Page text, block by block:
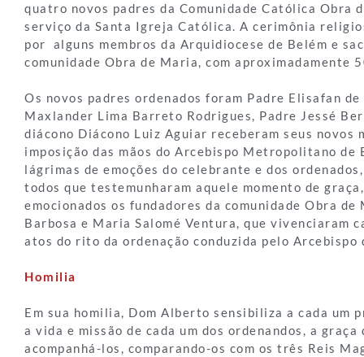
quatro novos padres da Comunidade Católica Obra
serviço da Santa Igreja Católica. A cerimônia
por alguns membros da Arquidiocese de Belém e
comunidade Obra de Maria, com aproximadamente
Os novos padres ordenados foram Padre Elisafan
Maxlander Lima Barreto Rodrigues, Padre Jessé
diácono Diácono Luiz Aguiar receberam seus novos
imposição das mãos do Arcebispo Metropolitano de
lágrimas de emoções do celebrante e dos
todos que testemunharam aquele momento de
emocionados os fundadores da comunidade Obra
Barbosa e Maria Salomé Ventura, que vivenciaram
atos do rito da ordenação conduzida pelo Arcebispo
Homilia
Em sua homilia, Dom Alberto sensibiliza a cada um
a vida e missão de cada um dos ordenandos, a graça
acompanhá-los, comparando-os com os três Reis